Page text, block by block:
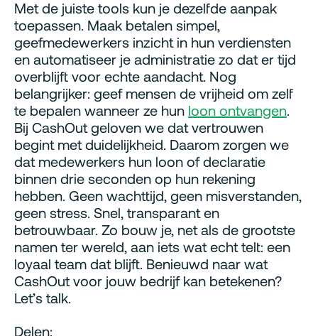
Met de juiste tools kun je dezelfde aanpak
toepassen. Maak betalen simpel,
geefmedewerkers inzicht in hun verdiensten
en automatiseer je administratie zo dat er tijd
overblijft voor echte aandacht. Nog
belangrijker: geef mensen de vrijheid om zelf
te bepalen wanneer ze hun loon ontvangen.
Bij CashOut geloven we dat vertrouwen
begint met duidelijkheid. Daarom zorgen we
dat medewerkers hun loon of declaratie
binnen drie seconden op hun rekening
hebben. Geen wachttijd, geen misverstanden,
geen stress. Snel, transparant en
betrouwbaar. Zo bouw je, net als de grootste
namen ter wereld, aan iets wat echt telt: een
loyaal team dat blijft. Benieuwd naar wat
CashOut voor jouw bedrijf kan betekenen?
Let’s talk.
Delen: